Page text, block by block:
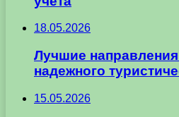
18.05.2026
Лучшие
надежного
15.05.2026